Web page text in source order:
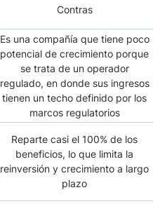
Contras
Es una compañía que tiene poco
potencial de crecimiento porque
se trata de un operador
regulado, en donde sus ingresos
tienen un techo definido por los
marcos regulatorios
Reparte casi el 100% de los
beneficios, lo que limita la
reinversión y crecimiento a largo
plazo